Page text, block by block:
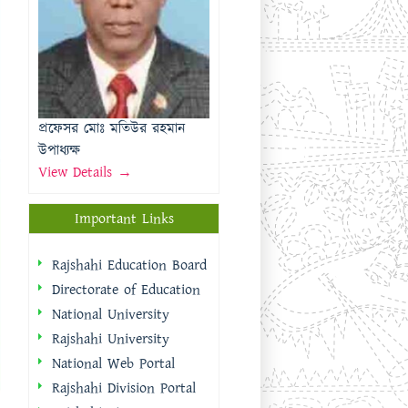
উপাধ্যক্ষ
View Details →
Important Links
Rajshahi Education Board
Directorate of Education
National University
National Web Portal
Rajshahi City
Corporation
Rajshahi District Portal
Quick Links